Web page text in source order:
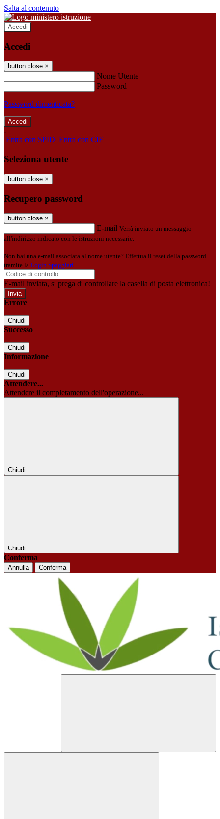
Salta al contenuto
Accedi
Accedi
button close ×
Nome Utente
Password
Password dimenticata?
-
Entra con SPID Entra con CIE
Seleziona utente
button close ×
Recupero password
button close ×
E-mail Verrà inviato un messaggio
all'indirizzo indicato con le istruzioni necessarie.
Non hai una e-mail associata al nome utente? Effettua il reset della password
tramite la Login Spaggiari
E-mail inviata, si prega di controllare la casella di posta elettronica!
Errore
Chiudi
Successo
Chiudi
Informazione
Chiudi
Attendere...
Attendere il completamento dell'operazione...
Chiudi
Chiudi
Conferma
Annulla Conferma